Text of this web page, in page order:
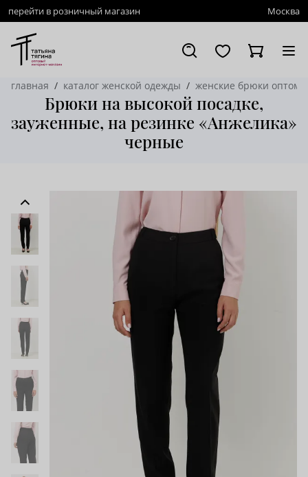
перейти в розничный магазин Москва
главная каталог женской одежды женские брюки оптом
Брюки на высокой посадке,
зауженные, на резинке «Анжелика»
черные